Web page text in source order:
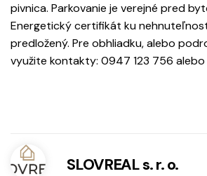
pivnica. Parkovanie je verejné pred
Energetický certifikát ku
predložený. Pre obhliadku, alebo
využite kontakty: 0947 123 756 alebo
SLOVREAL s. r. o.